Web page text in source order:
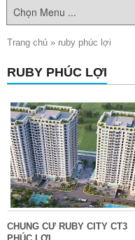
Trang chủ » ruby phúc lợi
RUBY PHÚC LỢI
CHUNG CƯ RUBY CITY CT3